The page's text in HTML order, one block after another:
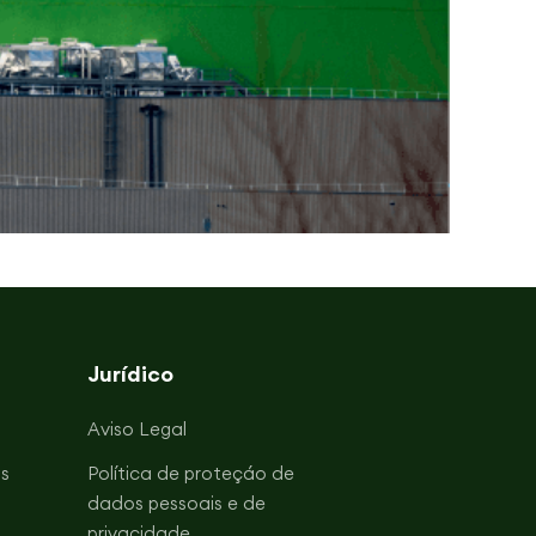
Jurídico
Aviso Legal
Política de proteçáo de
dados pessoais e de